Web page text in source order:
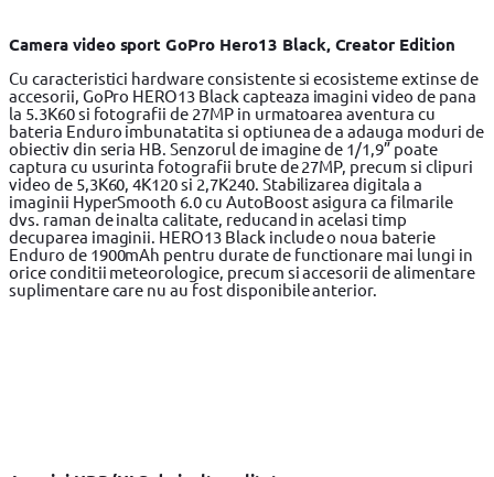
Camera video sport GoPro Hero13 Black, Creator Edition
Cu caracteristici hardware consistente si ecosisteme extinse de
accesorii, GoPro HERO13 Black capteaza imagini video de pana
la 5.3K60 si fotografii de 27MP in urmatoarea aventura cu
bateria Enduro imbunatatita si optiunea de a adauga moduri de
obiectiv din seria HB. Senzorul de imagine de 1/1,9” poate
captura cu usurinta fotografii brute de 27MP, precum si clipuri
video de 5,3K60, 4K120 si 2,7K240. Stabilizarea digitala a
imaginii HyperSmooth 6.0 cu AutoBoost asigura ca filmarile
dvs. raman de inalta calitate, reducand in acelasi timp
decuparea imaginii. HERO13 Black include o noua baterie
Enduro de 1900mAh pentru durate de functionare mai lungi in
orice conditii meteorologice, precum si accesorii de alimentare
suplimentare care nu au fost disponibile anterior.